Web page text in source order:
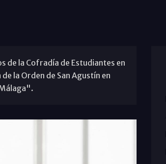
de la Cofradía de Estudiantes en
la Orden de San Agustín en